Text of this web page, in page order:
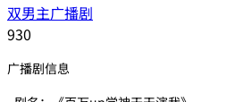
双男主广播剧
930
广播剧信息